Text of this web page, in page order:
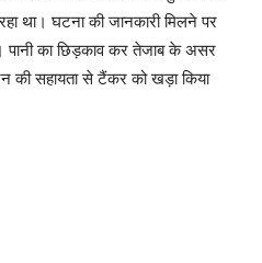
था। घटना की जानकारी मिलने पर
पानी का छिड़काव कर तेजाब के असर
सहायता से टैंकर को खड़ा किया